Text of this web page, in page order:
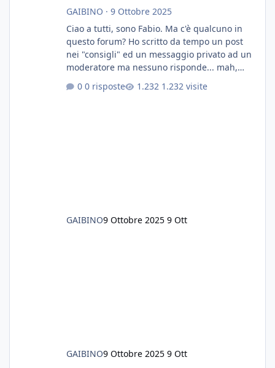
GAIBINO · 9 Ottobre 2025
Ciao a tutti, sono Fabio. Ma c'è qualcuno in
questo forum? Ho scritto da tempo un post
nei "consigli" ed un messaggio privato ad un
moderatore ma nessuno risponde... mah,
chissà... speravo in un consiglio...
0 risposte 1.232 visite
GAIBINO9 Ottobre 2025 9 Ott
GAIBINO9 Ottobre 2025 9 Ott